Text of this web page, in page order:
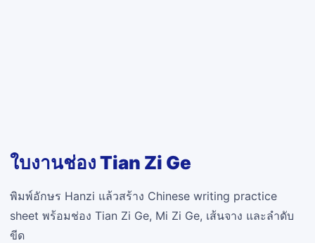
ใบงานช่อง Tian Zi Ge
พิมพ์อักษร Hanzi แล้วสร้าง Chinese writing practice
sheet พร้อมช่อง Tian Zi Ge, Mi Zi Ge, เส้นจาง และลำดับ
ขีด